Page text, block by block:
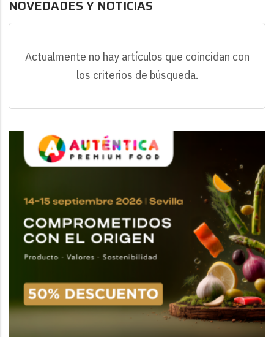
NOVEDADES Y NOTICIAS
Actualmente no hay artículos que coincidan con
los criterios de búsqueda.